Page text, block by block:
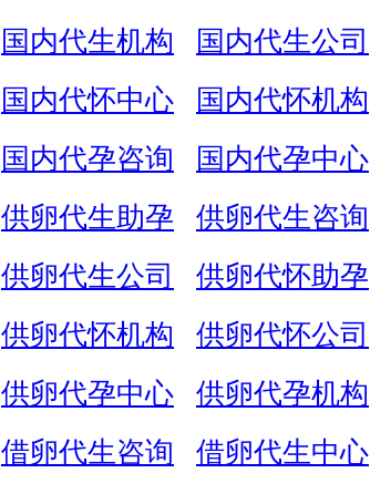
国内代生机构
国内代生公司
国内代怀中心
国内代怀机构
国内代孕咨询
国内代孕中心
供卵代生助孕
供卵代生咨询
供卵代生公司
供卵代怀助孕
供卵代怀机构
供卵代怀公司
供卵代孕中心
供卵代孕机构
借卵代生咨询
借卵代生中心